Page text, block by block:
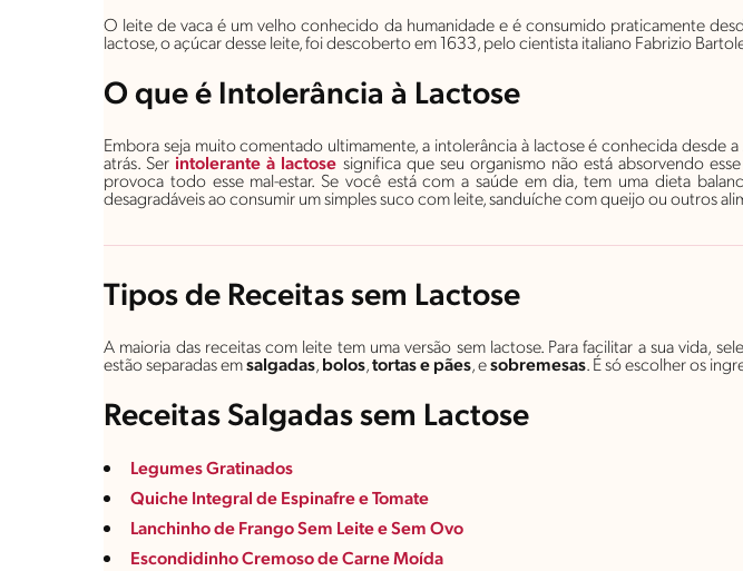
O leite de vaca é um velho conhecido da humanidade e é consumido praticamente
lactose, o açúcar desse leite, foi descoberto em 1633, pelo cientista italiano Fabrizio
O que é Intolerância à Lactose
Embora seja muito comentado ultimamente, a intolerância à lactose é conhecida
atrás. Ser intolerante à lactose significa que seu organismo não está absorvendo
provoca todo esse mal-estar. Se você está com a saúde em dia, tem uma dieta
desagradáveis ao consumir um simples suco com leite, sanduíche com queijo ou outros
Tipos de Receitas sem Lactose
A maioria das receitas com leite tem uma versão sem lactose. Para facilitar a sua vida,
estão separadas emsalgadas, bolos,tortas e pães, esobremesas. É só escolher os
Receitas Salgadas sem Lactose
Legumes Gratinados
Quiche Integral de Espinafre e Tomate
Lanchinho de Frango Sem Leite e Sem Ovo
Escondidinho Cremoso de Carne Moída